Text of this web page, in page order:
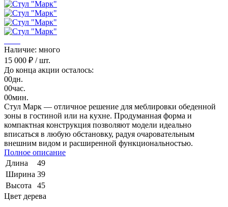
Наличие: много
15 000 ₽ / шт.
До конца акции осталось:
00дн.
00час.
00мин.
Стул Марк — отличное решение для меблировки обеденной
зоны в гостиной или на кухне. Продуманная форма и
компактная конструкция позволяют модели идеально
вписаться в любую обстановку, радуя очаровательным
внешним видом и расширенной функциональностью.
Полное описание
Длина
49
Ширина 39
Высота
45
Цвет дерева